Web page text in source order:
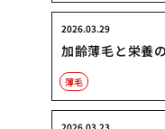
加齢薄毛と栄養
2026.03.29
薄毛